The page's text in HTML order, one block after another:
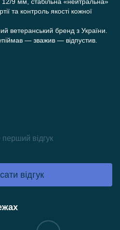
та контроль якості кожної
ветеранський бренд з України.
— зважив — відпустив.
відгук
відгук